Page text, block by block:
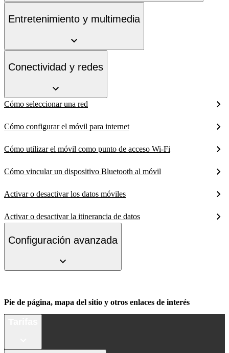
Entretenimiento y multimedia
Conectividad y redes
Cómo seleccionar una red
Cómo configurar el móvil para internet
Cómo utilizar el móvil como punto de acceso Wi-Fi
Cómo vincular un dispositivo Bluetooth al móvil
Activar o desactivar los datos móviles
Activar o desactivar la itinerancia de datos
Configuración avanzada
Pie de página, mapa del sitio y otros enlaces de interés